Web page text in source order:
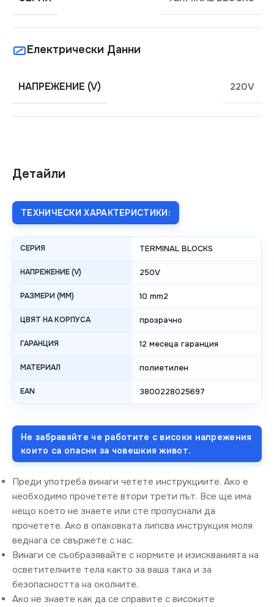
Детайли
ТЕХНИЧЕСКИ ХАРАКТЕРИСТИКИ:
СЕРИЯ TERMINAL BLOCKS
НАПРЕЖЕНИЕ (V) 250V
РАЗМЕРИ (MM) 10 mm2
ЦВЯТ НА КОРПУСА прозрачно
ГАРАНЦИЯ 12 месеца гаранция
МАТЕРИАЛ полиетилен
EAN 3800228025697
Не забравяйте че работите с високи напрежения
които са опасни за човешкия живот.
Преди употреба винаги четете инструкциите. Ако е
необходимо прочетете втори трети път. Все ще има
нещо което не знаете или сте пропуснали да
прочетете. Ако в опаковката липсва инструкция моля
веднага се свържете с нас.
Винаги се съобразявайте с нормите и изискванията на
осветителните тела както за ваша така и за
безопасността на околните.
Ако не знаете как да се справите с високите
Електрически Данни
НАПРЕЖЕНИЕ (V) 220V